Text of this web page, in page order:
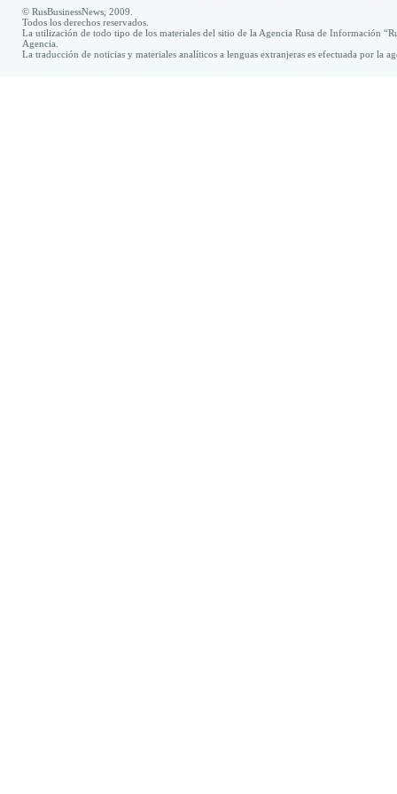
© RusBusinessNews, 2009.
Todos los derechos reservados.
La utilización de todo tipo de los materiales del sitio de la Agencia Rusa de Información
Agencia.
La traducción de noticias y materiales analíticos a lenguas extranjeras es efectuada por la